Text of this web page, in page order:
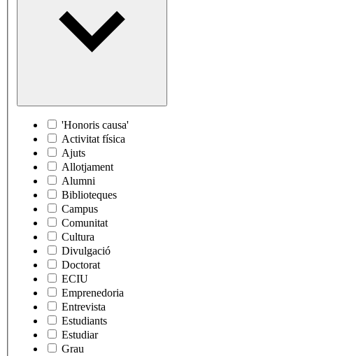
'Honoris causa'
Activitat física
Ajuts
Allotjament
Alumni
Biblioteques
Campus
Comunitat
Cultura
Divulgació
Doctorat
ECIU
Emprenedoria
Entrevista
Estudiants
Estudiar
Grau